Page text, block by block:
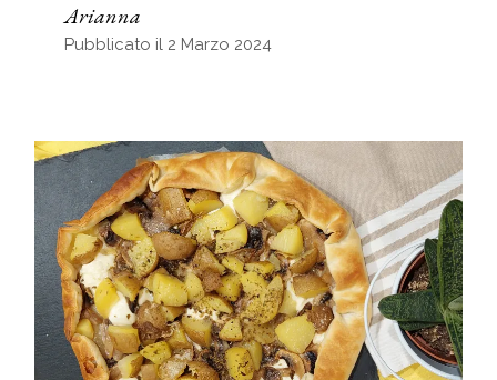
Arianna
Pubblicato il 2 Marzo 2024